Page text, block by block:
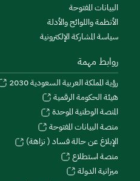
البيانات المفتوحة
الأنظمة واللوائح والأدلة
سياسة المشاركة الإلكترونية
روابط مهمة
رؤية المملكة العربية السعودية 2030
هيئة الحكومة الرقمية
المنصة الوطنية الموحدة
منصة البيانات المفتوحة
الإبلاغ عن حالة فساد ( نزاهة)
منصة استطلاع
ميزانية الدولة